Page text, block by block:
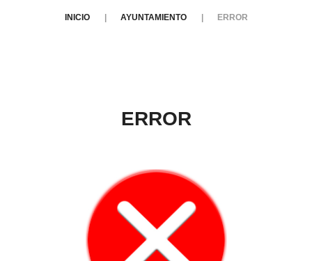
INICIO AYUNTAMIENTO ERROR
ERROR